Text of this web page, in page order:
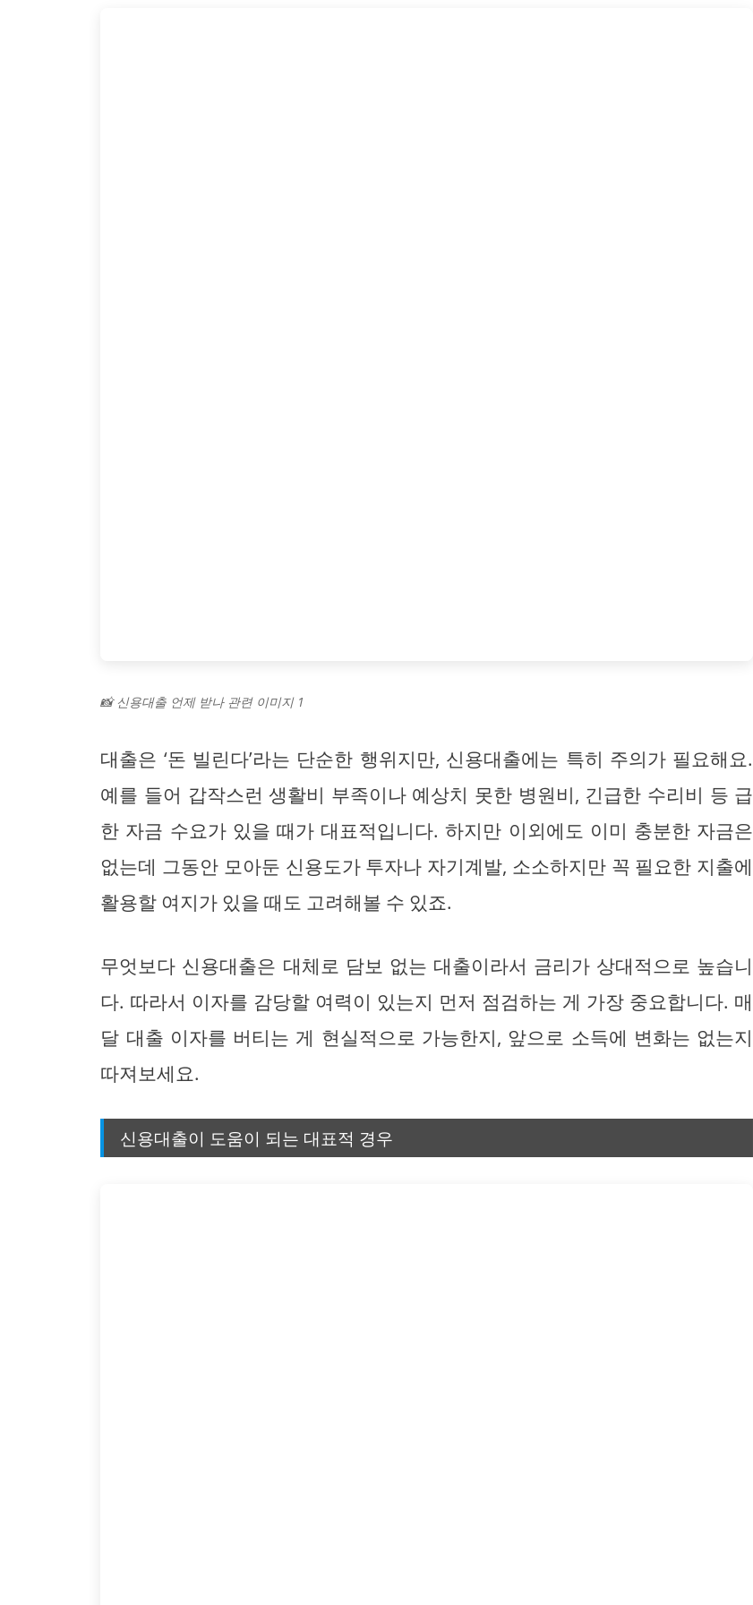
📸 신용대출 언제 받나 관련 이미지 1
대출은 ‘돈 빌린다’라는 단순한 행위지만, 신용대출에는 특히 주의가 필요해요.
예를 들어 갑작스런 생활비 부족이나 예상치 못한 병원비, 긴급한 수리비 등 급
한 자금 수요가 있을 때가 대표적입니다. 하지만 이외에도 이미 충분한 자금은
없는데 그동안 모아둔 신용도가 투자나 자기계발, 소소하지만 꼭 필요한 지출에
활용할 여지가 있을 때도 고려해볼 수 있죠.
무엇보다 신용대출은 대체로 담보 없는 대출이라서 금리가 상대적으로 높습니
다. 따라서 이자를 감당할 여력이 있는지 먼저 점검하는 게 가장 중요합니다. 매
달 대출 이자를 버티는 게 현실적으로 가능한지, 앞으로 소득에 변화는 없는지
따져보세요.
신용대출이 도움이 되는 대표적 경우